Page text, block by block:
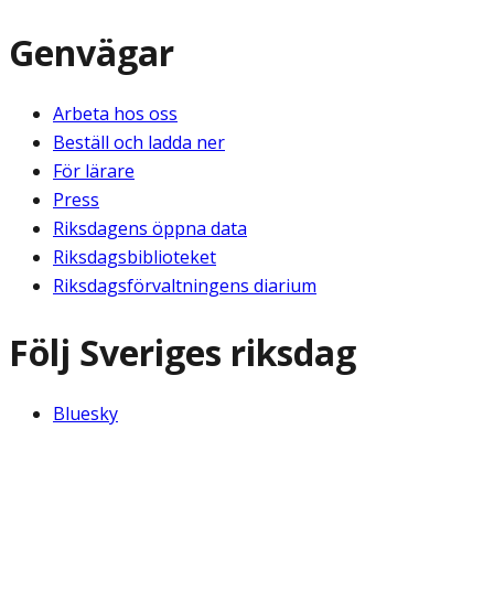
Genvägar
Arbeta hos oss
Beställ och ladda ner
För lärare
Press
Riksdagens öppna data
Riksdagsbiblioteket
Riksdagsförvaltningens diarium
Följ Sveriges riksdag
Bluesky